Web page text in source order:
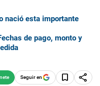
nació esta importante
de pago, monto y
Seguir en